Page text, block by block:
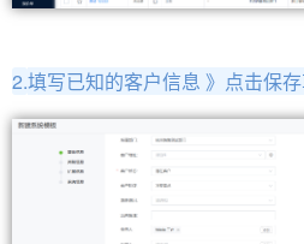
2.填写已知的客户信息 》点击保存